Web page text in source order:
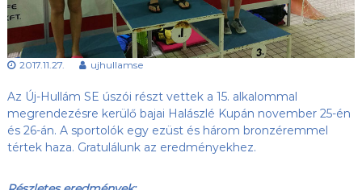
s
ü
l
e
t
l
u
b
,
a
Ú
j
-
u
l
2017.11.27. ujhullamse
Az Új-Hullám SE úszói részt vettek a 15. alkalommal
megrendezésre kerülő bajai Halászlé Kupán november 25-én
és 26-án. A sportolók egy ezüst és három bronzéremmel
tértek haza. Gratulálunk az eredményekhez.